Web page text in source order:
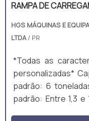
RAMPA DE
HGS MÁQUINAS E
LTDA/ PR
*Todas as
personalizadas* Capacidade de carga
padrão: 6
padrão: Entre 1,3 e